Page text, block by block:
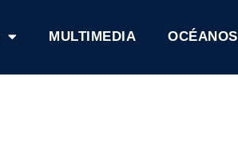
MULTIMEDIA OCÉANOS